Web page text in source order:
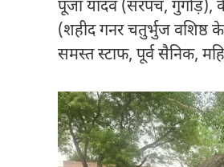
पूजा यादव (सरपंच, गुगोड़),
(शहीद गनर चतुर्भुज वशिष्ठ के
समस्त स्टाफ, पूर्व सैनिक,